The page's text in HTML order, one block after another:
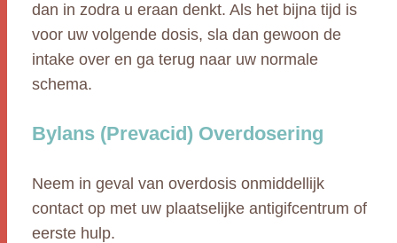
dan in zodra u eraan denkt. Als het bijna tijd is
voor uw volgende dosis, sla dan gewoon de
intake over en ga terug naar uw normale
schema.
Bylans (Prevacid) Overdosering
Neem in geval van overdosis onmiddellijk
contact op met uw plaatselijke antigifcentrum of
eerste hulp.